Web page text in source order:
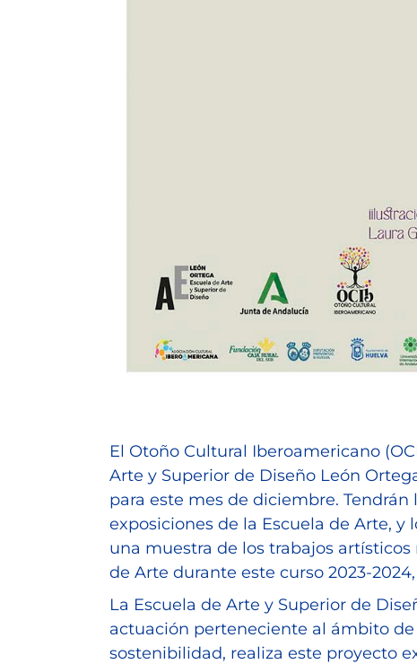
El Otoño Cultural Iberoamericano
Arte y Superior de Diseño León
para este mes de diciembre.
exposiciones de la Escuela de Arte, y
una muestra de los trabajos
de Arte durante este curso 2023-
La Escuela de Arte y Superior de
actuación perteneciente al ámbito
sostenibilidad, realiza este proyecto